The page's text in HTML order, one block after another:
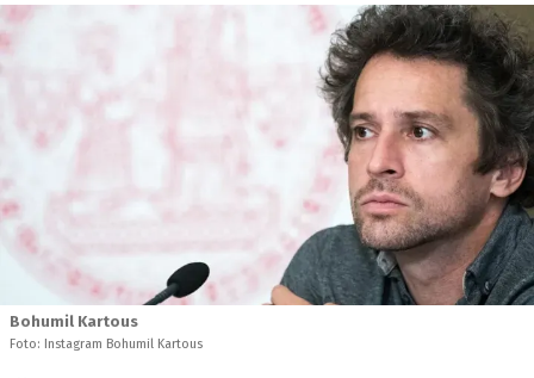
Bohumil Kartous
Foto: Instagram Bohumil Kartous